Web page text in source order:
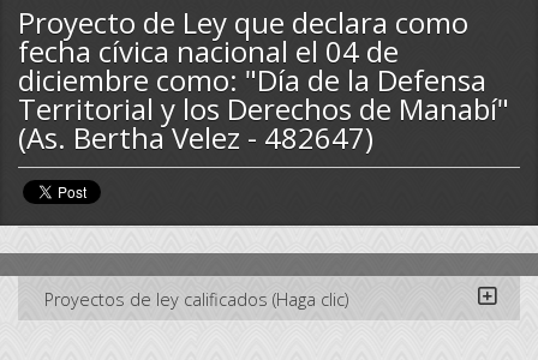
LA ASAMBLEA
LEGISLAMOS
FISCALIZAMOS
TRANSPARENCIA
PRENSA
PARTICIPACIÓN
RELACIONES INTERNACIONALES
AGENDA
Proyecto de Ley que declara como
fecha cívica nacional el 04 de
diciembre como: "Día de la Defensa
Territorial y los Derechos de Manabí"
(As. Bertha Velez - 482647)
Proyectos de ley calificados (Haga clic)